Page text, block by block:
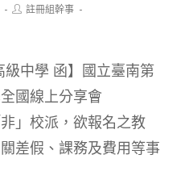
Post註冊組幹事
級中學 函】國立臺南第
國線上分享會
」校派，欲報名之教
差假、課務及費用等事